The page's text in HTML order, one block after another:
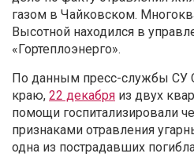
газом в Чайковском.
Высотной находился в
«Гортеплоэнерго».
По данным пресс-службы СУ
краю, 22 декабря из двух
помощи госпитализировали
признаками отравления
одна из пострадавших